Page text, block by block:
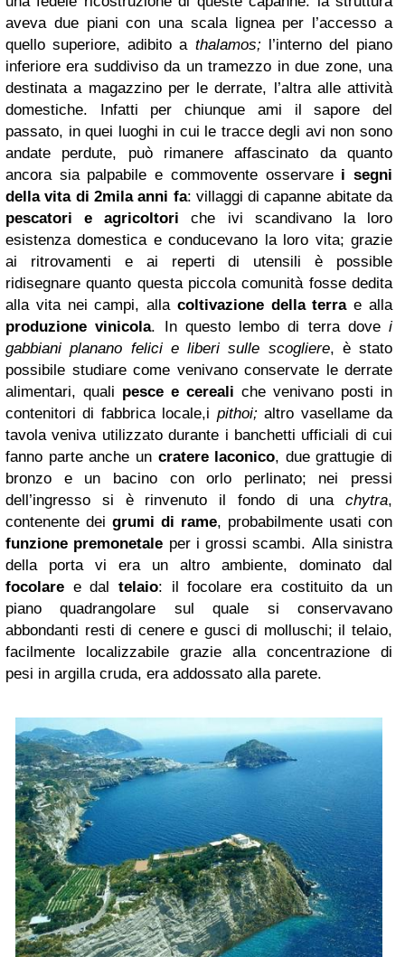
aveva due piani con una scala lignea per l’accesso a
quello superiore, adibito a thalamos; l’interno del piano
inferiore era suddiviso da un tramezzo in due zone, una
destinata a magazzino per le derrate, l’altra alle attività
domestiche. Infatti per chiunque ami il sapore del
passato, in quei luoghi in cui le tracce degli avi non sono
andate perdute, può rimanere affascinato da quanto
ancora sia palpabile e commovente osservare i segni
della vita di 2mila anni fa: villaggi di capanne abitate da
pescatori e agricoltori che ivi scandivano la loro
esistenza domestica e conducevano la loro vita; grazie
ai ritrovamenti e ai reperti di utensili è possible
ridisegnare quanto questa piccola comunità fosse dedita
alla vita nei campi, alla coltivazione della terrae alla
produzione vinicola. In questo lembo di terra dove i
gabbiani planano felici e liberi sulle scogliere, è stato
possibile studiare come venivano conservate le derrate
alimentari, quali pesce e cereali che venivano posti in
contenitori di fabbrica locale,i pithoi; altro vasellame da
tavola veniva utilizzato durante i banchetti ufficiali di cui
fanno parte anche un cratere laconico, due grattugie di
bronzo e un bacino con orlo perlinato; nei pressi
dell’ingresso si è rinvenuto il fondo di una chytra,
contenente dei grumi di rame, probabilmente usati con
funzione premonetale per i grossi scambi. Alla sinistra
della porta vi era un altro ambiente, dominato dal
focolare e dal telaio: il focolare era costituito da un
piano quadrangolare sul quale si conservavano
abbondanti resti di cenere e gusci di molluschi; il telaio,
facilmente localizzabile grazie alla concentrazione di
pesi in argilla cruda, era addossato alla parete.